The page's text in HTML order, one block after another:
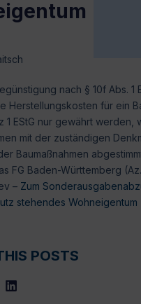
nach § 10f Abs. 1
Herstellungskosten für ein
1 EStG nur gewährt werden,
mit der zuständigen
Baumaßnahmen
FG Baden-Württemberg
– Zum
stehendes Wohneigentum
POSTS